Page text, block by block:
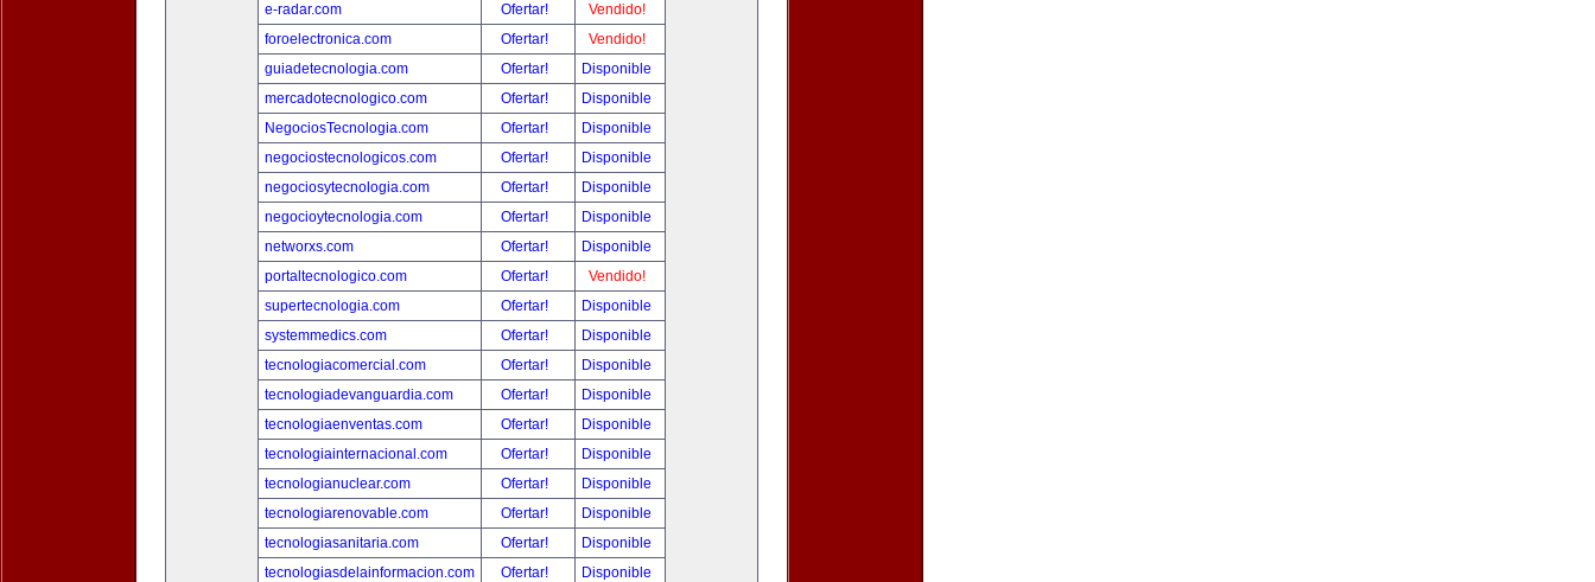
e-radar.com
Ofertar!
Vendido!
foroelectronica.com
Ofertar!
Vendido!
guiadetecnologia.com
Ofertar!
Disponible
mercadotecnologico.com
Ofertar!
Disponible
NegociosTecnologia.com
Ofertar!
Disponible
negociostecnologicos.com
Ofertar!
Disponible
negociosytecnologia.com
Ofertar!
Disponible
negocioytecnologia.com
Ofertar!
Disponible
networxs.com
Ofertar!
Disponible
portaltecnologico.com
Ofertar!
Vendido!
supertecnologia.com
Ofertar!
Disponible
systemmedics.com
Ofertar!
Disponible
tecnologiacomercial.com
Ofertar!
Disponible
tecnologiadevanguardia.com
Ofertar!
Disponible
tecnologiaenventas.com
Ofertar!
Disponible
tecnologiainternacional.com
Ofertar!
Disponible
tecnologianuclear.com
Ofertar!
Disponible
tecnologiarenovable.com
Ofertar!
Disponible
tecnologiasanitaria.com
Ofertar!
Disponible
tecnologiasdelainformacion.com
Ofertar!
Disponible